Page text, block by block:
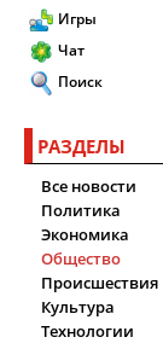
Игры
Чат
Поиск
РАЗДЕЛЫ
Все новости
Политика
Экономика
Общество
Происшествия
Культура
Технологии